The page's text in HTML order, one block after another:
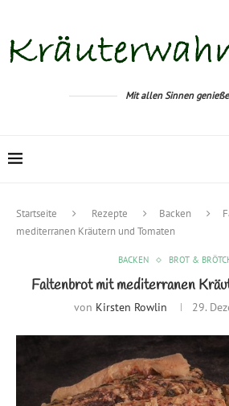
Mit allen Sinnen
Startseite Rezepte Backen
mediterranen Kräutern und Tomaten
BACKEN BROT &
Faltenbrot mit mediterranen
von Kirsten Rowlin 29.